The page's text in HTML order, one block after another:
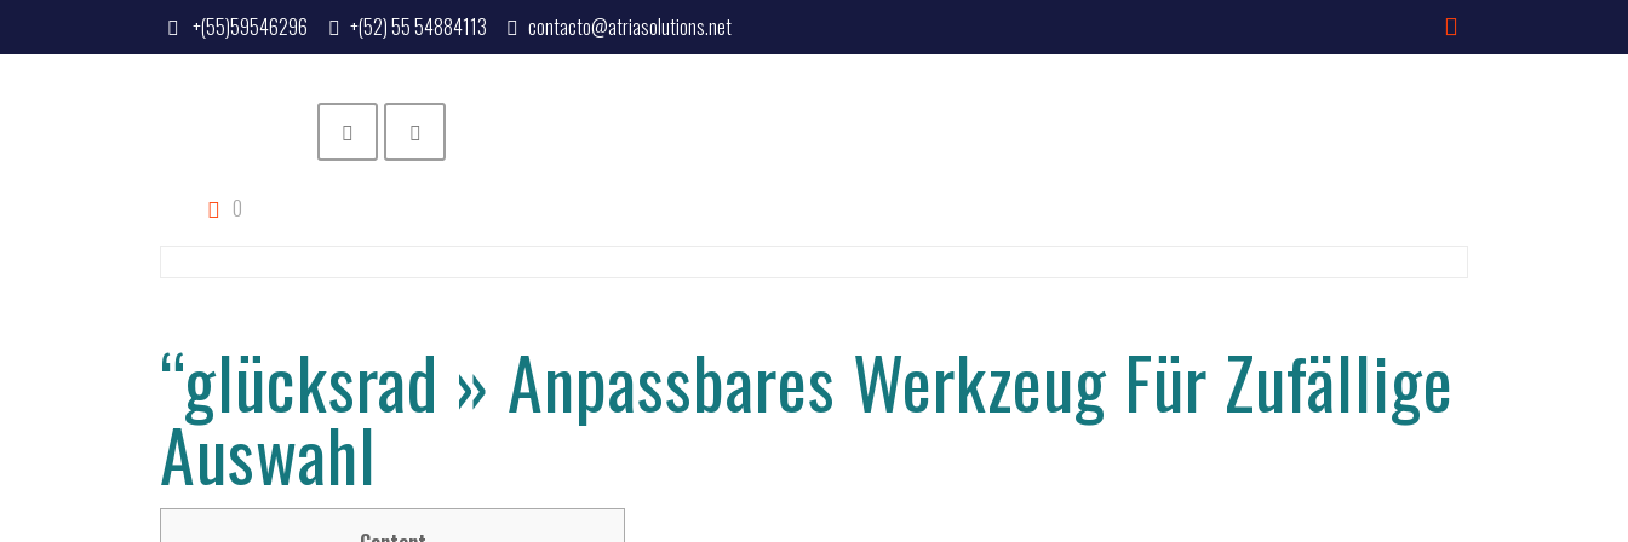
+(55)59546296 +(52) 55 54884113 contacto@atriasolutions.net
0
“glücksrad » Anpassbares Werkzeug Für Zufällige
Auswahl